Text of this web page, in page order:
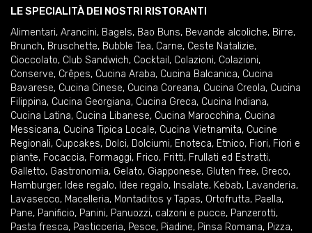
LE SPECIALITÀ DEI NOSTRI RISTORANTI
Alimentari, Arancini, Bagels, Bao Buns, Bevande alcoliche, Birre,
Brunch, Bruschette, Bubble Tea, Carne, Ceste Natalizie,
Cioccolato, Club Sandwich, Cocktail , Colazioni, Colazioni,
Conserve, Crêpes, Cucina Araba, Cucina Balcanica, Cucina
Bavarese, Cucina Cinese, Cucina Coreana, Cucina Creola, Cucina
Filippina, Cucina Georgiana, Cucina Greca, Cucina Indiana,
Cucina Latina, Cucina Libanese, Cucina Marocchina, Cucina
Messicana, Cucina Tipica Locale, Cucina Vietnamita, Cucine
Regionali, Cupcakes, Dolci, Dolciumi, Enoteca, Etnico, Fiori, Fiori e
piante, Focaccia, Formaggi, Frico, Fritti, Frullati ed Estratti,
Galletto, Gastronomia, Gelato, Giapponese, Gluten free, Greco,
Hamburger, Idee regalo, Idee regalo, Insalate, Kebab, Lavanderia,
Lavasecco, Macelleria, Montaditos y Tapas, Ortofrutta, Paella,
Pane, Panificio, Panini, Panuozzi, calzoni e pucce, Panzerotti,
Pasta fresca, Pasticceria, Pesce, Piadine, Pinsa Romana, Pizza,